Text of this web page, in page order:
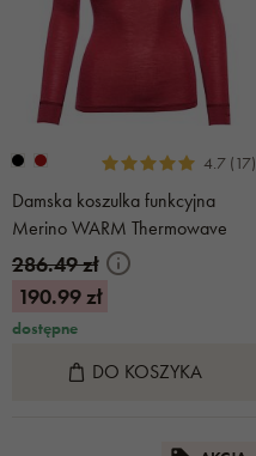
4.7 (17)
Damska koszulka funkcyjna
Merino WARM Thermowave
czerwona
286.49 zł
190.99 zł
dostępne
DO KOSZYKA